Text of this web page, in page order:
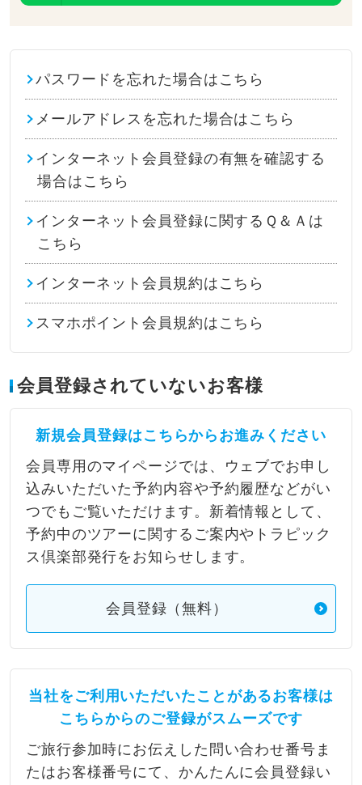
パスワードを忘れた場合はこちら
メールアドレスを忘れた場合はこちら
インターネット会員登録の有無を確認する
場合はこちら
インターネット会員登録に関するＱ＆Ａは
こちら
インターネット会員規約はこちら
スマホポイント会員規約はこちら
会員登録されていないお客様
新規会員登録はこちらからお進みください
会員専用のマイページでは、ウェブでお申し
込みいただいた予約内容や予約履歴などがい
つでもご覧いただけます。新着情報として、
予約中のツアーに関するご案内やトラピック
ス倶楽部発行をお知らせします。
会員登録（無料）
当社をご利用いただいたことがあるお客様は
こちらからのご登録がスムーズです
ご旅行参加時にお伝えした問い合わせ番号ま
たはお客様番号にて、かんたんに会員登録い